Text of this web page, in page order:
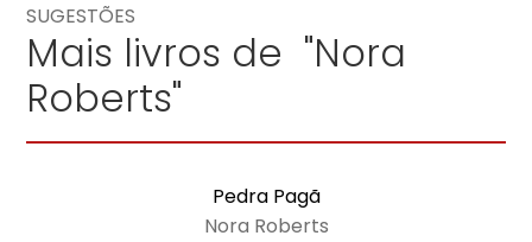
SUGESTÕES
Mais livros de "Nora
Roberts"
Pedra Pagã
Nora Roberts